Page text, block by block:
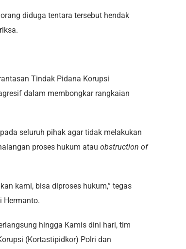
diduga tentara tersebut hendak
Tindak Pidana Korupsi
dalam membongkar rangkaian
seluruh pihak agar tidak melakukan
proses hukum atau obstruction of
kami, bisa diproses hukum,” tegas
Hermanto.
hingga Kamis dini hari, tim
(Kortastipidkor) Polri dan